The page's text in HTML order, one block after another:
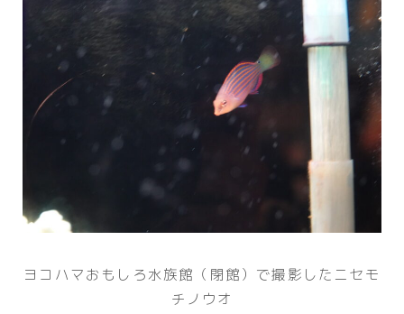
ヨコハマおもしろ水族館（閉館）で撮影したニセモ
チノウオ